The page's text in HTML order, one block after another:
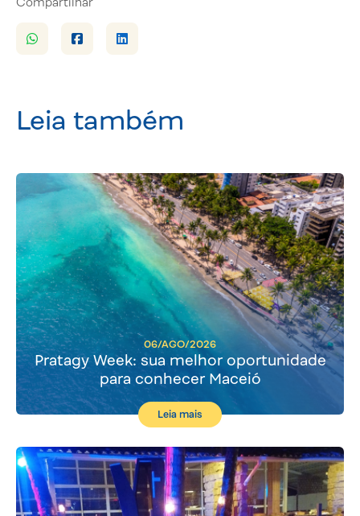
Leia também
06/AGO/2026
Pratagy Week: sua melhor oportunidade
para conhecer Maceió
Leia mais